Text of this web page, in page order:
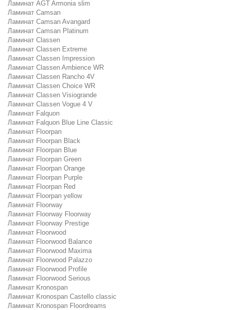
Ламинат AGT Armonia slim
Ламинат Camsan
Ламинат Camsan Avangard
Ламинат Camsan Platinum
Ламинат Classen
Ламинат Classen Extreme
Ламинат Classen Impression
Ламинат Classen Ambience WR
Ламинат Classen Rancho 4V
Ламинат Classen Choice WR
Ламинат Classen Visiogrande
Ламинат Classen Vogue 4 V
Ламинат Falquon
Ламинат Falquon Blue Line Classic
Ламинат Floorpan
Ламинат Floorpan Black
Ламинат Floorpan Blue
Ламинат Floorpan Green
Ламинат Floorpan Orange
Ламинат Floorpan Purple
Ламинат Floorpan Red
Ламинат Floorpan yellow
Ламинат Floorway
Ламинат Floorway Floorway
Ламинат Floorway Prestige
Ламинат Floorwood
Ламинат Floorwood Balance
Ламинат Floorwood Maxima
Ламинат Floorwood Palazzo
Ламинат Floorwood Profile
Ламинат Floorwood Serious
Ламинат Kronospan
Ламинат Kronospan Castello classic
Ламинат Kronospan Floordreams